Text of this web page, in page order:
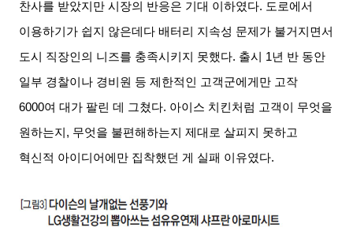
찬사를 받았지만 시장의 반응은 기대 이하였다. 도로에서
이용하기가 쉽지 않은데다 배터리 지속성 문제가 불거지면서
도시 직장인의 니즈를 충족시키지 못했다. 출시 1년 반 동안
일부 경찰이나 경비원 등 제한적인 고객군에게만 고작
6000여 대가 팔린 데 그쳤다. 아이스 치킨처럼 고객이 무엇을
원하는지 , 무엇을 불편해하는지 제대로 살피지 못하고
혁신적 아이디어에만 집착했던 게 실패 이유였다.